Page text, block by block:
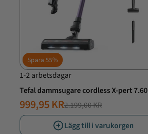
Spara 55%
1-2 arbetsdagar
Tefal dammsugare cordless X-pert 7.60
Essential
NORMALT
PRIS
2.199,00 KR
ERBJUDANDE
PRIS
999,95 KR
Lägg till i varukorgen